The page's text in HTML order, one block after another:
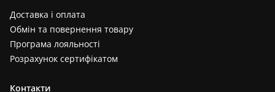
Доставка і оплата
Обмін та повернення товару
Програма лояльності
Розрахунок сертифікатом
Контакти